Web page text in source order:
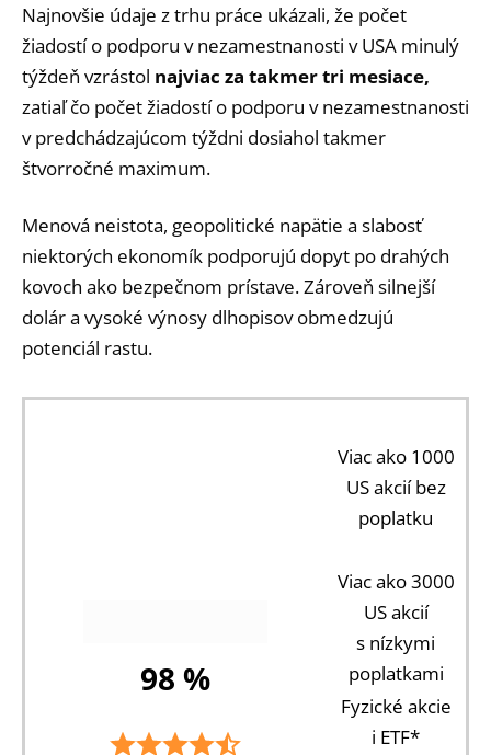
Najnovšie údaje z trhu práce ukázali, že počet
žiadostí o podporu v nezamestnanosti v USA minulý
týždeň vzrástol najviac za takmer tri mesiace,
zatiaľ čo počet žiadostí o podporu v nezamestnanosti
v predchádzajúcom týždni dosiahol takmer
štvorročné maximum.
Menová neistota, geopolitické napätie a slabosť
niektorých ekonomík podporujú dopyt po drahých
kovoch ako bezpečnom prístave. Zároveň silnejší
dolár a vysoké výnosy dlhopisov obmedzujú
potenciál rastu.
98 %
Viac ako 1000
US akcií bez
poplatku
Viac ako 3000
US akcií
s nízkymi
poplatkami
Fyzické akcie
i ETF*